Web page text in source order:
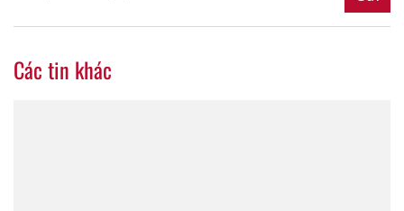
Các tin khác